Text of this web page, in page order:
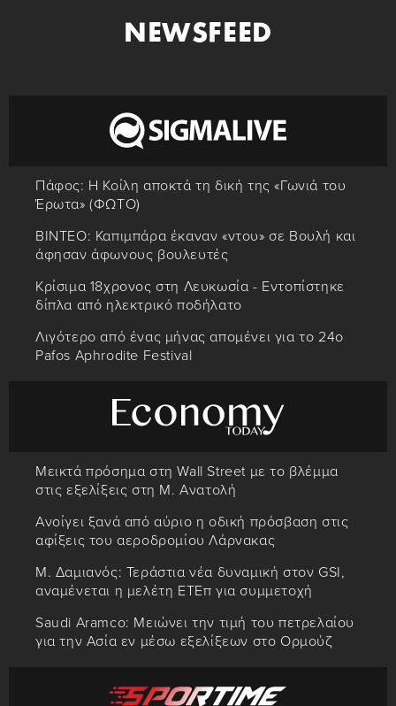
NEWSFEED
Πάφος: Η Κοίλη αποκτά τη δική της «Γωνιά του
Έρωτα» (ΦΩΤΟ)
ΒΙΝΤΕΟ: Καπιμπάρα έκαναν «ντου» σε Βουλή και
άφησαν άφωνους βουλευτές
Κρίσιμα 18χρονος στη Λευκωσία - Εντοπίστηκε
δίπλα από ηλεκτρικό ποδήλατο
Λιγότερο από ένας μήνας απομένει για το 24ο
Pafos Aphrodite Festival
Μεικτά πρόσημα στη Wall Street με το βλέμμα
στις εξελίξεις στη Μ. Ανατολή
Ανοίγει ξανά από αύριο η οδική πρόσβαση στις
αφίξεις του αεροδρομίου Λάρνακας
Μ. Δαμιανός: Τεράστια νέα δυναμική στον GSI,
αναμένεται η μελέτη ΕΤΕπ για συμμετοχή
Saudi Aramco: Μειώνει την τιμή του πετρελαίου
για την Ασία εν μέσω εξελίξεων στο Ορμούζ